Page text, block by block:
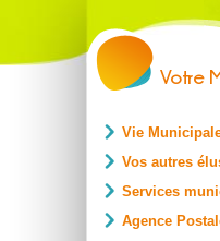
Vie
Vos autres
Services
Agence